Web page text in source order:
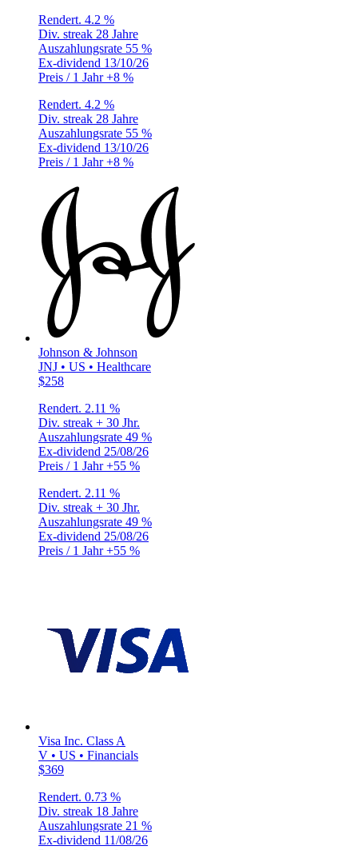
Rendert. 4.2 %
Div. streak 28 Jahre
Auszahlungsrate 55 %
Ex-dividend 13/10/26
Preis / 1 Jahr+8 %
Rendert. 4.2 %
Div. streak 28 Jahre
Auszahlungsrate 55 %
Ex-dividend 13/10/26
Preis / 1 Jahr+8 %
Johnson & Johnson
JNJ • US • Healthcare
$258
Rendert. 2.11 %
Div. streak + 30 Jhr.
Auszahlungsrate 49 %
Ex-dividend 25/08/26
Preis / 1 Jahr+55 %
Rendert. 2.11 %
Div. streak + 30 Jhr.
Auszahlungsrate 49 %
Ex-dividend 25/08/26
Preis / 1 Jahr+55 %
Visa Inc. Class A
V • US • Financials
$369
Rendert. 0.73 %
Div. streak 18 Jahre
Auszahlungsrate 21 %
Ex-dividend 11/08/26